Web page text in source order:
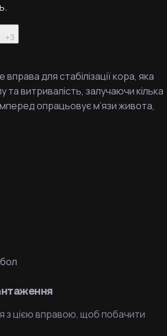
+3
для стабілізації кора, яка
та витривалість, залучаючи кілька
опрацьовує м’язи живота,
з цією вправою, щоб побачити